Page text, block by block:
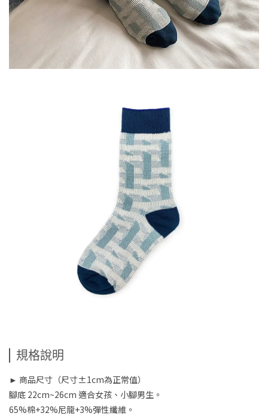
規格說明
► 商品尺寸（尺寸±1cm為正常值）
腳底 22cm~26cm 適合女孩、小腳男生。
65%棉+32%尼龍+3%彈性纖維。